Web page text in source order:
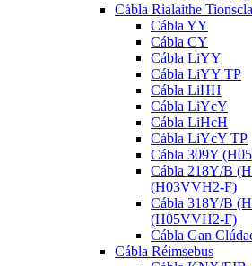
Cábla Rialaithe
Cábla YY
Cábla CY
Cábla LiYY
Cábla LiYY TP
Cábla LiHH
Cábla LiYcY
Cábla LiHcH
Cábla LiYcY TP
Cábla 309Y
Cábla 218Y/B
(H03VVH2-F)
Cábla 318Y/B
(H05VVH2-F)
Cábla Gan
Cábla Réimsebus